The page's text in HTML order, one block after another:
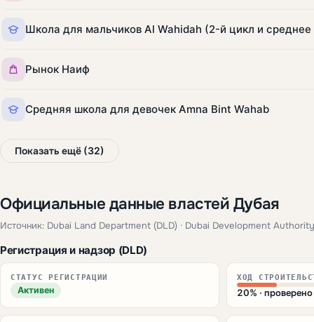
Рынок Наиф
Средняя школа для девочек Amna Bint Wahab
Показать ещё (32)
Официальные данные властей Дубая
Источник: Dubai Land Department (DLD) · Dubai Development
Регистрация и надзор (DLD)
СТАТУС РЕГИСТРАЦИИ
Активен
ХОД
20% ·